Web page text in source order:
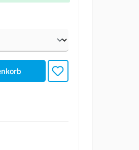
die Schaltflächen um die Anzahl zu erhöhen oder